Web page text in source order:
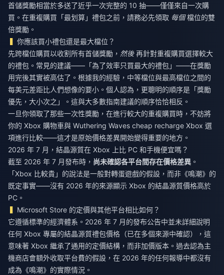
首儲獎勵相當於多送了近乎一次完整的 10 抽——僅僅來自一次購
買。在重複購買「最划算」禮包之前，請務必先領取 每個檔位的雙
倍獎勵。
你應該買小禮包還是最大檔位？
先跨檔位購買以收割所有首儲獎勵， 然後再針對重複購買選擇較大
的禮包。常見的建議——「為了效率只買最大的禮包」——在獎勵
用完後其實被高估了。根據我的經驗，中等檔位與最高檔位之間的
每美元差距比人們想像的要小。個人認為，更聰明的順序是「獎勵
優先，大小次之」。這與大多數指南建議的順序恰恰相反。
一旦你領取了那些一次性獎勵，在進行較大的重複購買時，不妨將
你的 Xbox 購物車與 Wuthering Waves cheap recharge Xbox 選
項進行比較——這才是原始價格差異開始變得重要的地方。
2026 年 7 月，結晶源質在 Xbox 上比 PC 和手機便宜嗎？
截至 2026 年 7 月發布時， 尚未確認各平台間存在價格差異 。
「Xbox 比較貴」的說法是一般對轉蛋遊戲的假設，而非《鳴潮》的
既定事實——沒有 2026 年的來源顯示 Xbox 的結晶源質價格高於
PC。
Microsoft Store 的定價與其他平台相比如何？
它遵循標準的經濟體系。2026 年 7 月的發布公告中並未詳細說明
任何 Xbox 專屬的結晶源質禮包價格（已在多個來源中確認），這
意味著 Xbox 繼承了通用的定價結構，而非加價版本。過去認為主
機商店會額外收取平台費的假設，在 2026 年的任何報導中都沒有
成為《鳴潮》的實際情況。